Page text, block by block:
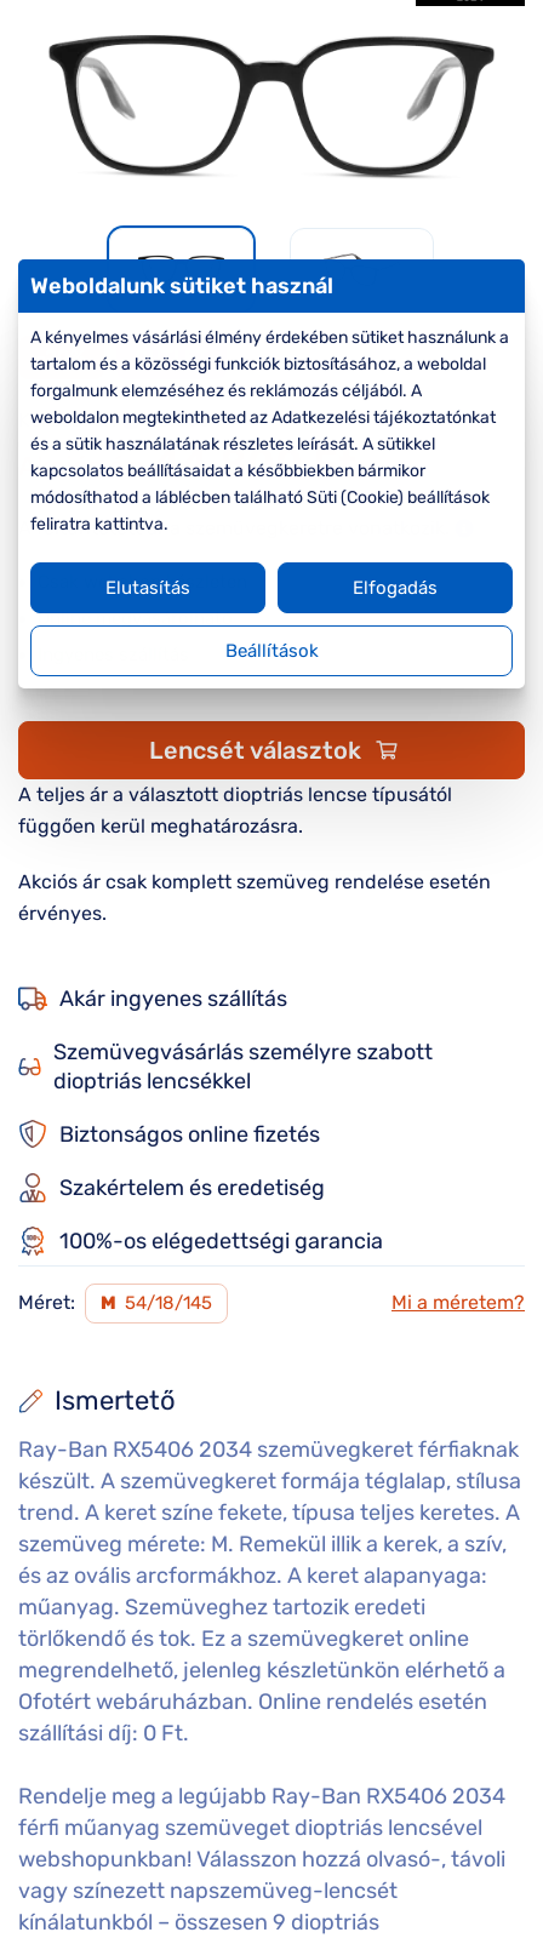
szemüvegekre
Seen Belépőár
ajánlat
Ismertető
Ray-Ban RX5406 2034 szemüvegkeret férfiaknak
készült. A szemüvegkeret formája téglalap, stílusa
trend. A keret színe fekete, típusa teljes keretes. A
szemüveg mérete: M. Remekül illik a kerek, a szív,
és az ovális arcformákhoz. A keret alapanyaga:
műanyag. Szemüveghez tartozik eredeti
törlőkendő és tok. Ez a szemüvegkeret online
megrendelhető, jelenleg készletünkön elérhető a
Ofotért webáruházban. Online rendelés esetén
szállítási díj: 0 Ft.
Rendelje meg a legújabb Ray-Ban RX5406 2034
férfi műanyag szemüveget dioptriás lencsével
webshopunkban! Válasszon hozzá olvasó-, távoli
vagy színezett napszemüveg-lencsét
kínálatunkból – összesen 9 dioptriás
-20% OUTLET
Korábbi ár: 56.000 Ft
Akciós ár: 44.800 Ft
A feltűntetett ár a szemüvegkeretre vonatkozik.
Csak webshop készleten
Online megvásárolható
Lencsét választok
A teljes ár a választott dioptriás lencse típusától
függően kerül meghatározásra.
Akciós ár csak komplett szemüveg rendelése esetén
érvényes.
Akár ingyenes szállítás
Szemüvegvásárlás személyre szabott
dioptriás lencsékkel
Biztonságos online fizetés
Szakértelem és eredetiség
100%-os elégedettségi garancia
Méret: M 54/18/145 Mi a méretem?
Weboldalunk sütiket használ
A kényelmes vásárlási élmény érdekében sütiket használunk a
tartalom és a közösségi funkciók biztosításához, a weboldal
forgalmunk elemzéséhez és reklámozás céljából. A
weboldalon megtekintheted az Adatkezelési tájékoztatónkat
és a sütik használatának részletes leírását. A sütikkel
kapcsolatos beállításaidat a későbbiekben bármikor
módosíthatod a láblécben található Süti (Cookie) beállítások
feliratra kattintva.
Beállítások
Elutasítás Elfogadás